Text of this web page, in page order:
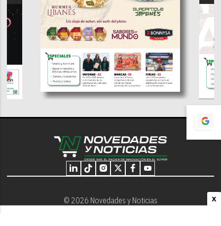
X
© 2026 Novedades y Noticias